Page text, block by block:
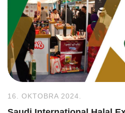
16. OKTOBRA 2024.